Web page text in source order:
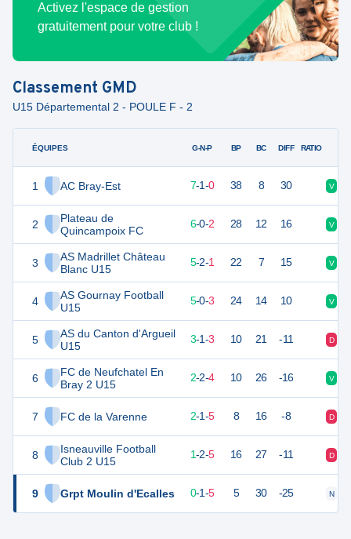
Activez l'espace de gestion
gratuitement pour votre club !
Classement GMD
U15 Départemental 2 - POULE F - 2
ÉQUIPES
1 AC Bray-Est
2
Plateau de
Quincampoix FC
3
AS Madrillet Château
Blanc U15
4
AS Gournay Football
U15
5
AS du Canton d'Argueil
U15
6
FC de Neufchatel En
Bray 2 U15
7 FC de la Varenne
8
Isneauville Football
Club 2 U15
9 Grpt Moulin d'Ecalles
G-N-P BP BC DIFF RATIO
7-1-0 38 8 30 V
26 6-0-2 28 12 16 V
25 5-2-1 22 7 15 V
22 5-0-3 24 14 10 V
17 8 3-1-3 10 21 -11 D
16 2-2-4 10 26 -16 V
15 2-1-5 8 16 -8 D
13 1-2-5 16 27 -11 D
7 8 0-1-5 5 30 -25 N